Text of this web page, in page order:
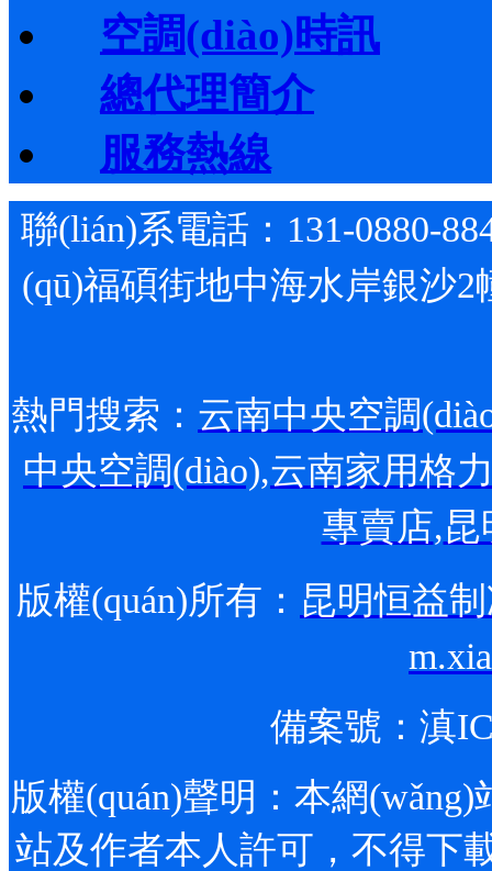
空調(diào)時訊
總代理簡介
服務熱線
聯(lián)系電話：131-0880-
(qū)福碩街地中海水岸銀沙2
熱門搜索： 云南中央空調
中央空調(diào),云南家用格
專賣店,昆
版權(quán)所有： 昆明恒益
備案號： 滇
版權(quán)聲明：本網
站及作者本人許可，不得下載